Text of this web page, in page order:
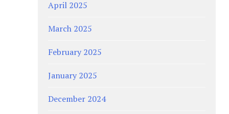
April 2025
March 2025
February 2025
January 2025
December 2024